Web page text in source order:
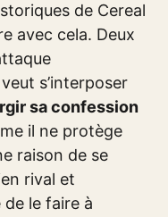
de Cereal
avec cela. Deux
s’interposer
sa confession
il ne protège
raison de se
rival et
le faire à